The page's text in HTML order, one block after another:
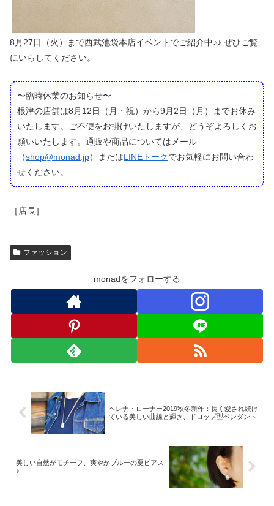
8月27日（火）まで西武池袋本店イベントでご紹介中♪♪ ぜひご覧
にいらしてください。
〜臨時休業のお知らせ〜
根津の店舗は8月12日（月・祝）から9月2日（月）までお休み
いたします。ご不便をお掛けいたしますが、どうぞよろしくお
願いいたします。通販や商品についてはメール
（shop@monad.jp）またはLINEトークでお気軽にお問い合わ
せください。
［店長］
ファッション
monadをフォローする
ヘレナ・ローナー2019秋冬新作：長く愛され続け
ている美しい曲線と輝き、ドロップ型ペンダント
美しい自然がモチーフ、爽やかブルーの夏ピアス
♪